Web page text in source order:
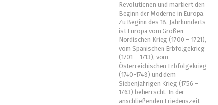
Revolutionen und markiert den
Beginn der Moderne in Europa.
Zu Beginn des 18. Jahrhunderts
ist Europa vom Großen
Nordischen Krieg (1700 – 1721),
vom Spanischen Erbfolgekrieg
(1701 – 1713), vom
Österreichischen Erbfolgekrieg
(1740-1748) und dem
Siebenjährigen Krieg (1756 –
1763) beherrscht. In der
anschließenden Friedenszeit